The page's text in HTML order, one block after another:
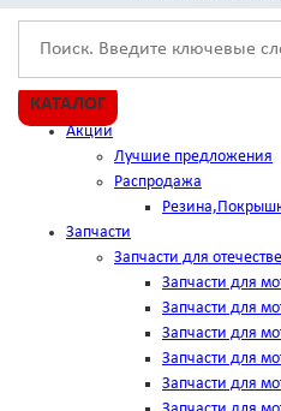
КАТАЛОГ
Акции
Лучшие предложения
Распродажа
Запчасти
Запчасти для
Запчасти для
Запчасти для
Запчасти для
Запчасти для
Запчасти для